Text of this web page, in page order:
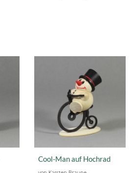
Cool-Man auf Hochrad